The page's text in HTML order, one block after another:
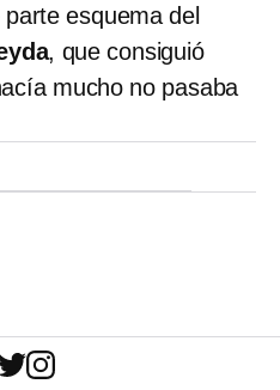
esquema del
, que consiguió
mucho no pasaba